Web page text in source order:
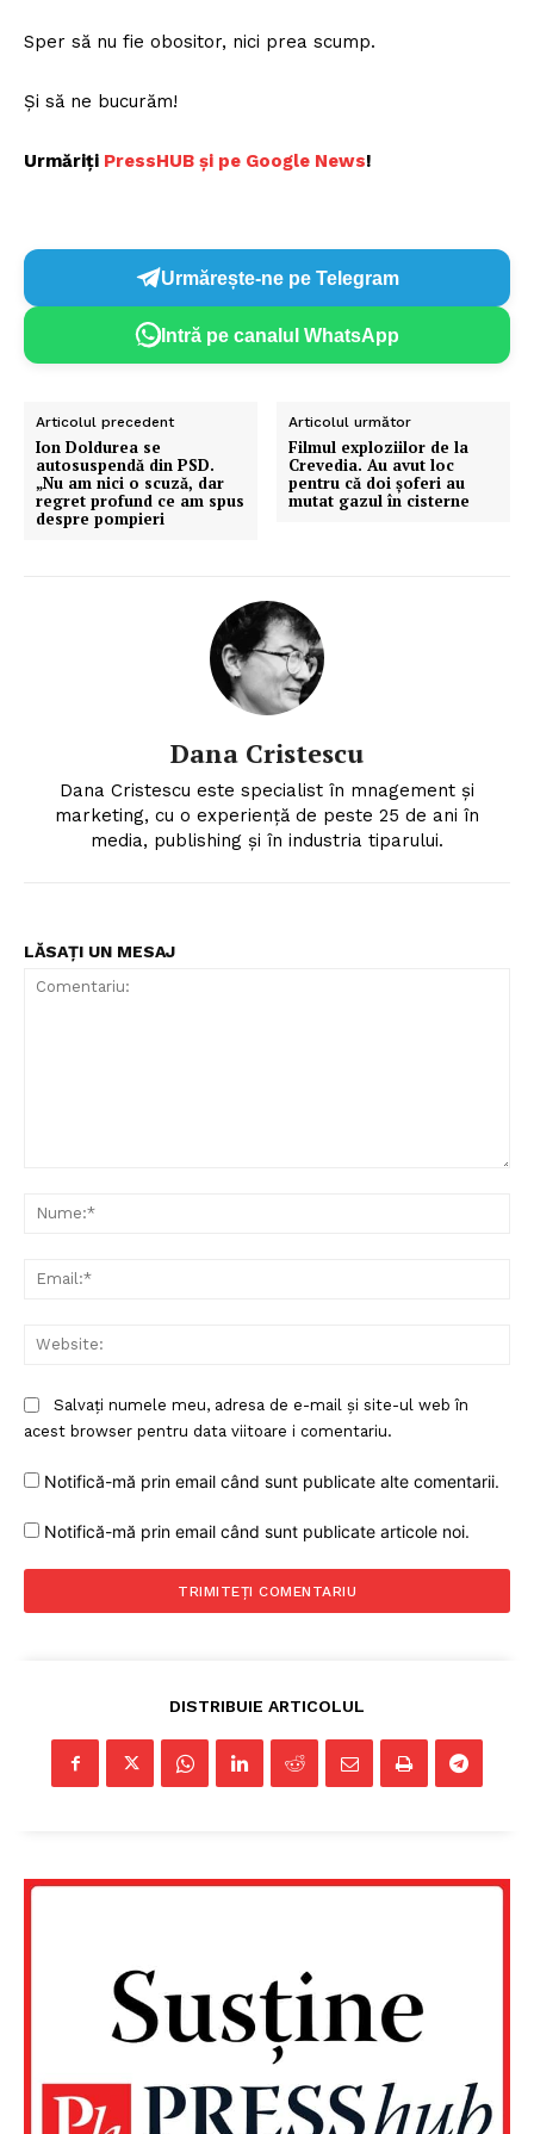
Un proiect
Despre noi / Echipa
Proiecte editoriale
Contact
Sper să nu fie obositor, nici prea scump.
Și să ne bucurăm!
Urmăriți PressHUB și pe Google News!
Urmărește-ne pe Telegram
Intră pe canalul WhatsApp
Articolul precedent
Ion Doldurea se
autosuspendă din PSD.
„Nu am nici o scuză, dar
regret profund ce am spus
despre pompieri
Articolul următor
Filmul exploziilor de la
Crevedia. Au avut loc
pentru că doi șoferi au
mutat gazul în cisterne
Dana Cristescu
Dana Cristescu este specialist în mnagement și
marketing, cu o experiență de peste 25 de ani în
media, publishing și în industria tiparului.
LĂSAȚI UN MESAJ
Salvați numele meu, adresa de e-mail și site-ul web în
acest browser pentru data viitoare i comentariu.
Notifică-mă prin email când sunt publicate alte comentarii.
Notifică-mă prin email când sunt publicate articole noi.
DISTRIBUIE ARTICOLUL